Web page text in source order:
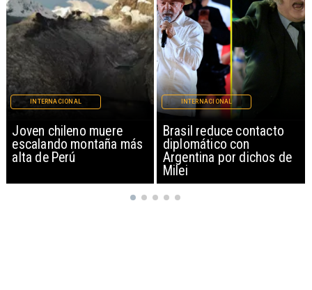
Brasil reduce contacto
diplomático con
Argentina por dichos de
INTERNACIONAL
China restringe
exportación de drones a
EEUU y sanciona
empresas
INTERNACIONAL